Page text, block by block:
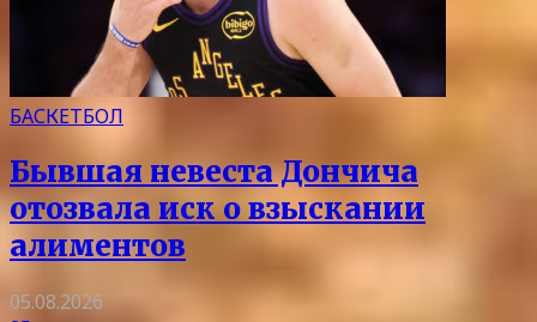
БАСКЕТБОЛ
Бывшая невеста Дончича
отозвала иск о взыскании
алиментов
05.08.2026